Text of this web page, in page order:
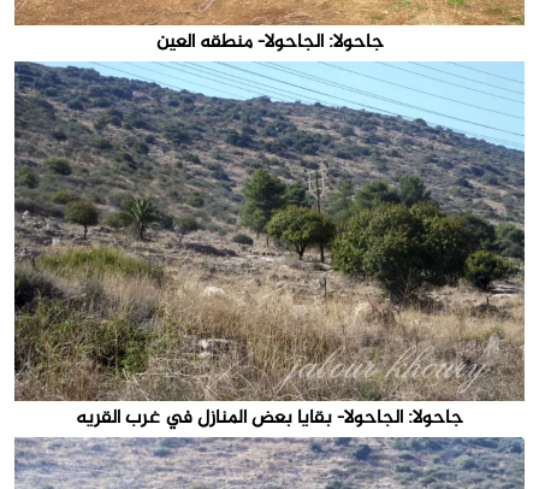
جاحولا: الجاحولا- منطقه العين
جاحولا: الجاحولا- بقايا بعض المنازل في غرب القريه